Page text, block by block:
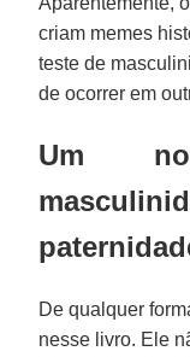
criam memes
teste de
de ocorrer em
Um
De qualquer
nesse livro. Ele